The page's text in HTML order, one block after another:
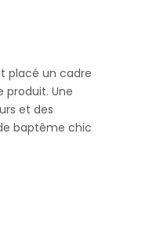
placé un cadre
produit. Une
et des
baptême chic